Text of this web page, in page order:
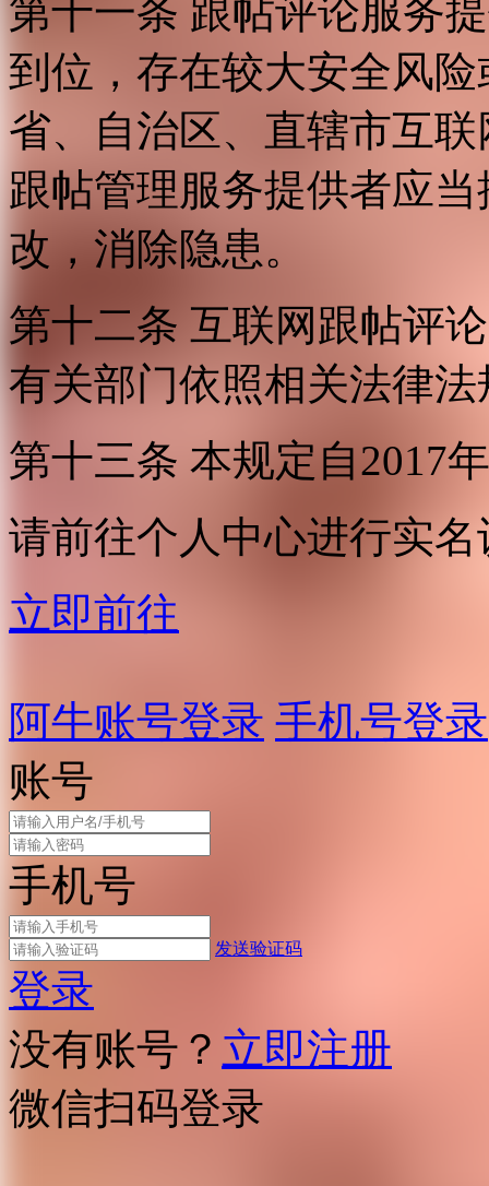
第十一条 跟帖评论服务
到位，存在较大安全风
省、自治区、直辖市互
跟帖管理服务提供者应
改，消除隐患。
第十二条 互联网跟帖评
有关部门依照相关法律
第十三条 本规定自2017
请前往个人中心进行实名
立即前往
阿牛账号登录 手机号登录
账号
手机号
发送验证码
登录
没有账号？ 立即注册
微信扫码登录